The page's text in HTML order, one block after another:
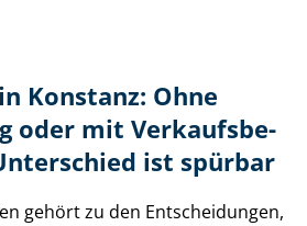
Konstanz: Ohne
oder mit Ver­kaufs­be­
ist spürbar
gehört zu den Entscheidungen,